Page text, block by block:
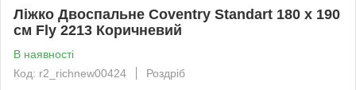
Ліжко Двоспальне Coventry Standart 180 х 190
см Fly 2213 Коричневий
В наявності
Код: r2_richnew00424
Роздріб